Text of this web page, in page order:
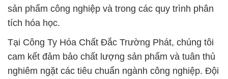
sản phẩm công nghiệp và trong các quy trình phân
tích hóa học.
Tại Công Ty Hóa Chất Đắc Trường Phát, chúng tôi
cam kết đảm bảo chất lượng sản phẩm và tuân thủ
nghiêm ngặt các tiêu chuẩn ngành công nghiệp. Đội